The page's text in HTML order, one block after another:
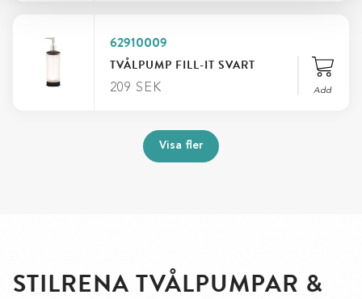
62910009
TVÅLPUMP FILL-IT SVART
209 SEK Add
Visa fler
STILRENA TVÅLPUMPAR &